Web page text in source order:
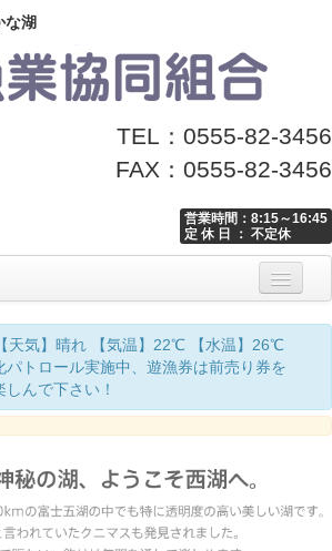
な湖
TEL：0555-82-3456
FAX：0555-82-3456
営業時間：8:15～16:45
定 休 日 ： 不定休
らせ
天気】晴れ 【気温】22℃ 【水温】26℃
パトロール実施中、遊漁券は前売り券を
んで下さい！